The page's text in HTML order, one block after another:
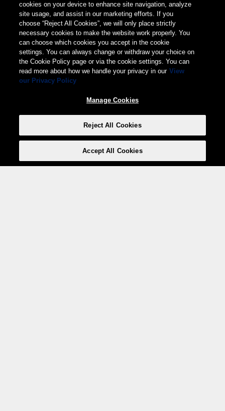
cookies on your device to enhance site navigation, analyze
site usage, and assist in our marketing efforts. If you
choose “Reject All Cookies”, we will only place strictly
necessary cookies to make the website work properly. You
can choose which cookies you accept in the cookie
settings. You can always change or withdraw your choice on
the Cookie Policy page or via the cookie settings. You can
read more about how we handle your privacy in our View
our Privacy Policy
Manage Cookies
Reject All Cookies
Accept All Cookies